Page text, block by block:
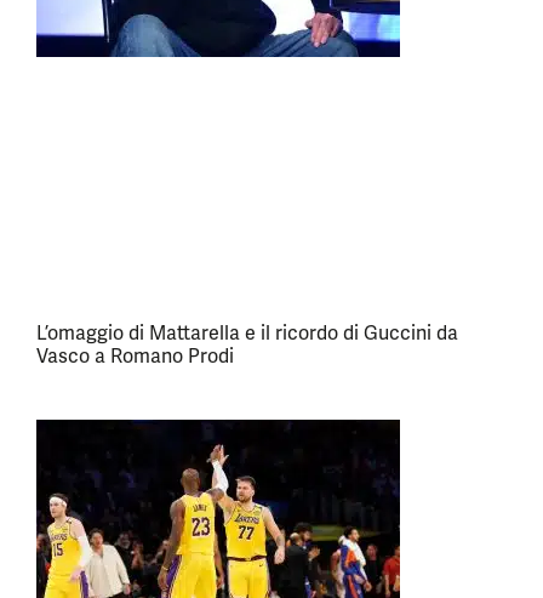
L’omaggio di Mattarella e il ricordo di Guccini da
Vasco a Romano Prodi